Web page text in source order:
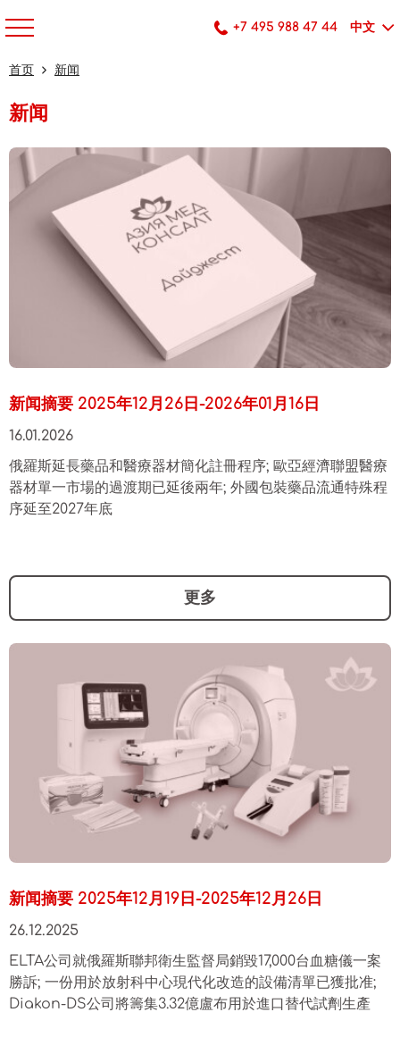
+7 495 988 47 44 中文
首页 新闻
新闻
新闻摘要 2025年12月26日-2026年01月16日
16.01.2026
俄羅斯延長藥品和醫療器材簡化註冊程序; 歐亞經濟聯盟醫療
器材單一市場的過渡期已延後兩年; 外國包裝藥品流通特殊程
序延至2027年底
更多
新闻摘要 2025年12月19日-2025年12月26日
26.12.2025
ELTA公司就俄羅斯聯邦衛生監督局銷毀17,000台血糖儀一案
勝訴; 一份用於放射科中心現代化改造的設備清單已獲批准;
Diakon-DS公司將籌集3.32億盧布用於進口替代試劑生產